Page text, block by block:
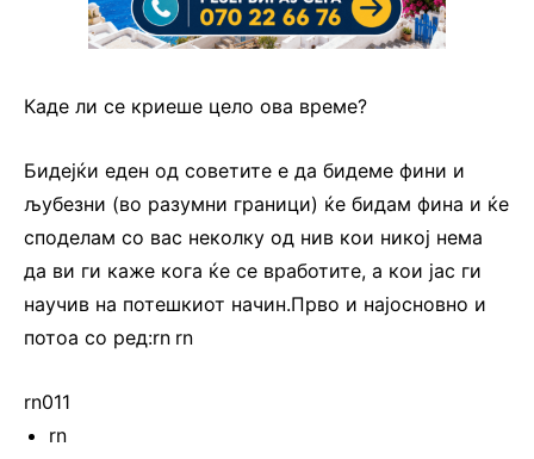
Каде ли се криеше цело ова време?
Бидејќи еден од советите е да бидеме фини и
љубезни (во разумни граници) ќе бидам фина и ќе
споделам со вас неколку од нив кои никој нема
да ви ги каже кога ќе се вработите, а кои јас ги
научив на потешкиот начин.Прво и најосновно и
потоа со ред:rn rn
rn011
rn